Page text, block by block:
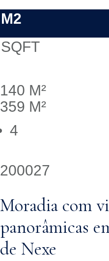
M2
SQFT
140 M²
359 M²
4
200027
Moradia com
panorâmicas
de Nexe